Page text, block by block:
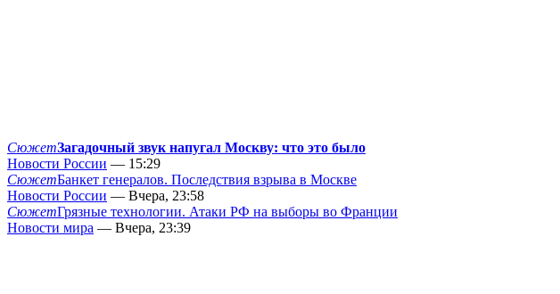
СюжетЗагадочный звук напугал Москву: что это было
Новости России — 15:29
СюжетБанкет генералов. Последствия взрыва в Москве
Новости России — Вчера, 23:58
СюжетГрязные технологии. Атаки РФ на выборы во Франции
Новости мира — Вчера, 23:39